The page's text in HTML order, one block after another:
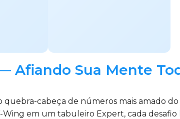
Afiando Sua Mente
quebra-cabeça de números mais amado
em um tabuleiro Expert, cada desafio